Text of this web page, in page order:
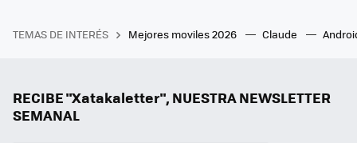
TEMAS DE INTERÉS Mejores moviles 2026 Claude
RECIBE "Xatakaletter", NUESTRA NEWSLETTER
SEMANAL